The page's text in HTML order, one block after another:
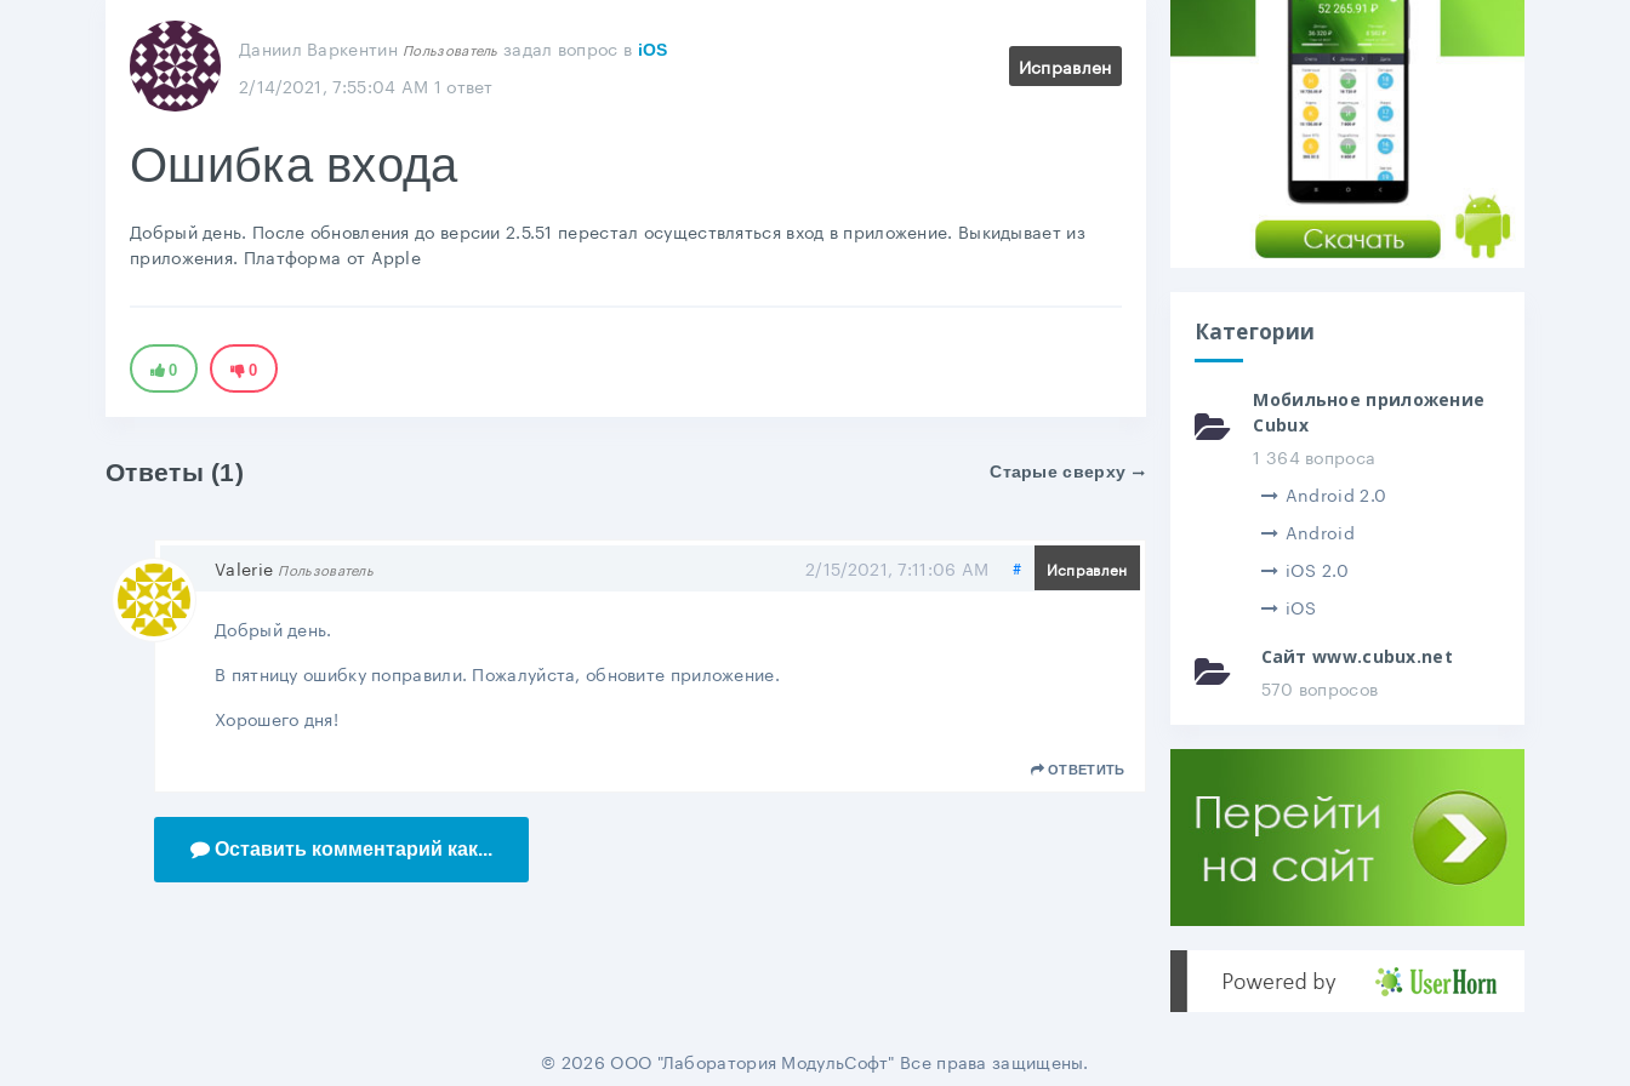
Даниил Варкентин Пользователь задал вопрос в iOS
2/14/2021, 7:55:04 AM 1 ответ
Исправлен
Ошибка входа
Добрый день. После обновления до версии 2.5.51 перестал осуществляться вход в приложение. Выкидывает из
приложения. Платформа от Apple
0 0
Ответы (1) Старые сверху
Valerie Пользователь Исправлен
#Поделиться
2/15/2021, 7:11:06 AM
Добрый день.
В пятницу ошибку поправили. Пожалуйста, обновите приложение.
Хорошего дня!
ОТВЕТИТЬ
Оставить комментарий как...
Категории
Мобильное приложение
Cubux
1 364 вопроса
Android 2.0
Android
iOS 2.0
iOS
Сайт www.cubux.net
570 вопросов
© 2026 ООО "Лаборатория МодульСофт" Все права защищены.